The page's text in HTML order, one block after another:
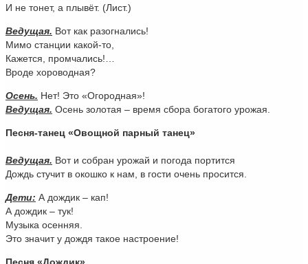
И не тонет, а плывёт. (Лист.)
Ведущая. Вот как разогнались!
Мимо станции какой-то,
Кажется, промчались!…
Вроде хороводная?
Осень. Нет! Это «Огородная»!
Ведущая. Осень золотая – время сбора богатого урожая.
Песня-танец «Овощной парный танец»
Ведущая. Вот и собран урожай и погода портится
Дождь стучит в окошко к нам, в гости очень просится.
Дети: А дождик – кап!
А дождик – тук!
Музыка осенняя.
Это значит у дождя такое настроение!
Песня «Дождик»